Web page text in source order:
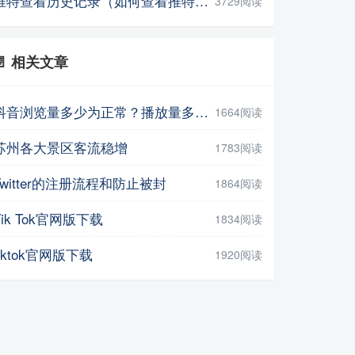
相关文章
抖音浏览量多少为正常？播放量多少正常？ 1664阅读
州各大景区客流稳增 1783阅读
的注册流程和防止被封 1864阅读
Tok官网版下载 1834阅读
官网版下载 1920阅读